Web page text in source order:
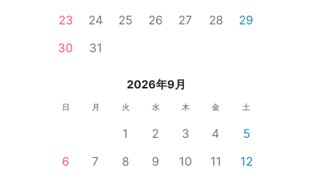
23
24 25 26 27 28
29
30
31
2026年9月
日 月 火 水 木 金 土
1 2 3 4
5
6
7 8 9 10 11
12